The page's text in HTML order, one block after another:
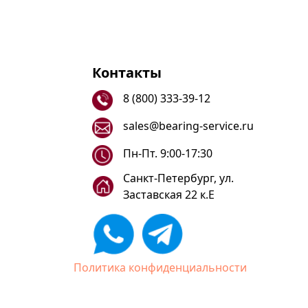
Контакты
8 (800) 333-39-12
sales@bearing-service.ru
Санкт-Петербург, ул.
Заставская 22 к.Е
Пн-Пт. 9:00-17:30
Политика конфиденциальности